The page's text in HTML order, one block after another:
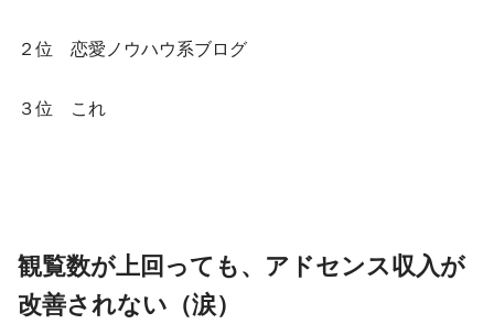
２位 恋愛ノウハウ系ブログ
３位 これ
観覧数が上回っても、アドセンス収入が
改善されない（涙）